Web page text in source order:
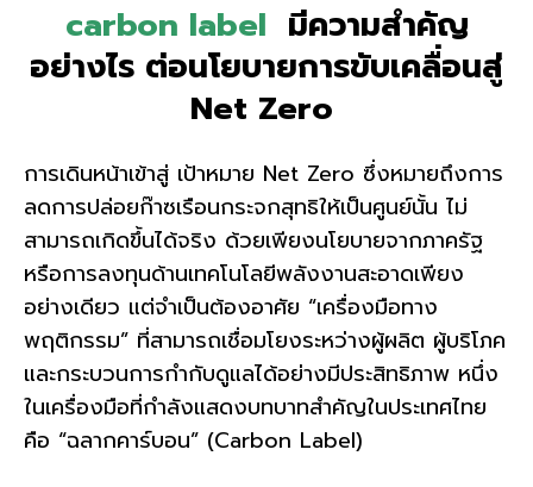
carbon label มีความสำคัญ
อย่างไร ต่อนโยบายการขับเคลื่อนสู่
Net Zero
การเดินหน้าเข้าสู่ เป้าหมาย Net Zero ซึ่งหมายถึงการ
ลดการปล่อยก๊าซเรือนกระจกสุทธิให้เป็นศูนย์นั้น ไม่
สามารถเกิดขึ้นได้จริง ด้วยเพียงนโยบายจากภาครัฐ
หรือการลงทุนด้านเทคโนโลยีพลังงานสะอาดเพียง
อย่างเดียว แต่จำเป็นต้องอาศัย “เครื่องมือทาง
พฤติกรรม” ที่สามารถเชื่อมโยงระหว่างผู้ผลิต ผู้บริโภค
และกระบวนการกำกับดูแลได้อย่างมีประสิทธิภาพ หนึ่ง
ในเครื่องมือที่กำลังแสดงบทบาทสำคัญในประเทศไทย
คือ “ฉลากคาร์บอน” (Carbon Label)